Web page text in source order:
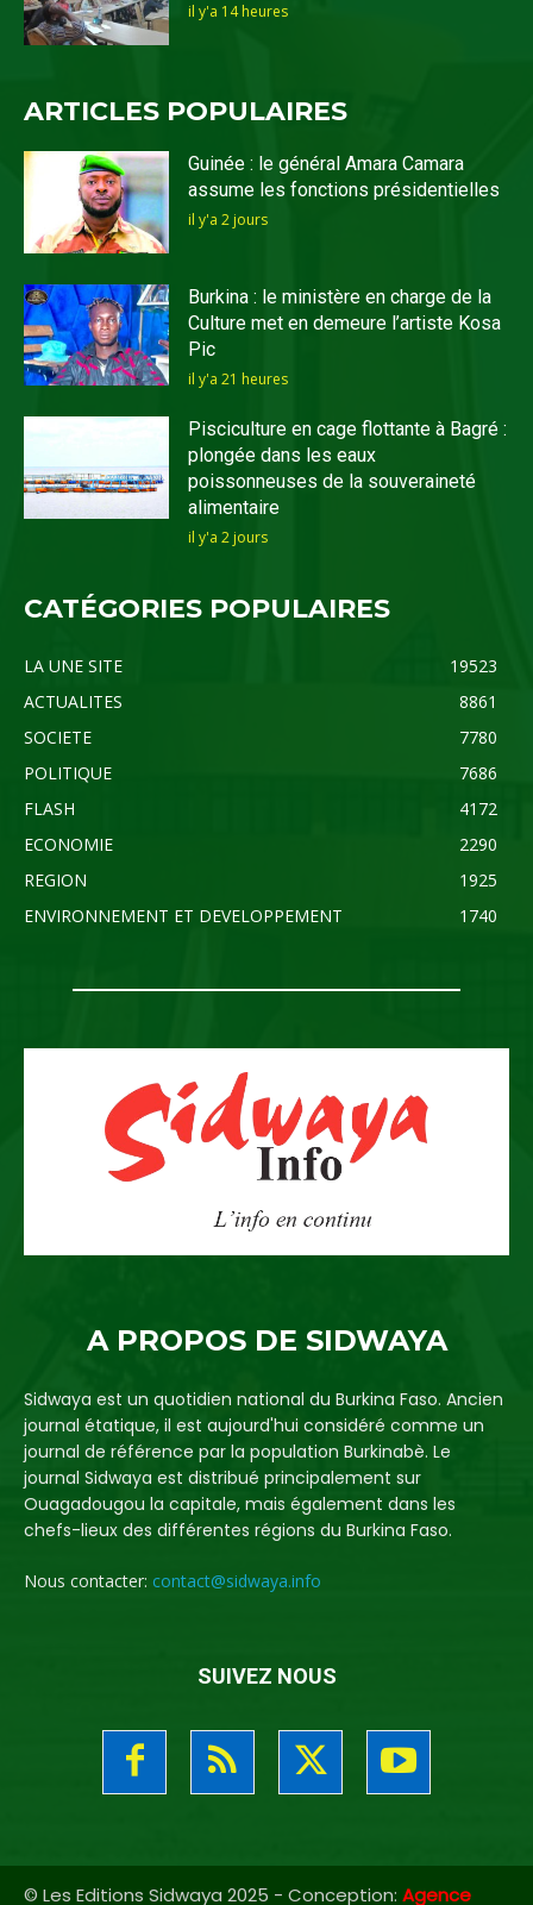
il y'a 14 heures
ARTICLES POPULAIRES
Guinée : le général Amara Camara
assume les fonctions présidentielles
il y'a 2 jours
Burkina : le ministère en charge de la
Culture met en demeure l’artiste Kosa
Pic
il y'a 21 heures
Pisciculture en cage flottante à Bagré :
plongée dans les eaux
poissonneuses de la souveraineté
alimentaire
il y'a 2 jours
CATÉGORIES POPULAIRES
LA UNE SITE
19523
ACTUALITES
8861
SOCIETE
7780
POLITIQUE
7686
FLASH
4172
ECONOMIE
2290
REGION
1925
ENVIRONNEMENT ET DEVELOPPEMENT
1740
A PROPOS DE SIDWAYA
Sidwaya est un quotidien national du Burkina Faso. Ancien
journal étatique, il est aujourd'hui considéré comme un
journal de référence par la population Burkinabè. Le
journal Sidwaya est distribué principalement sur
Ouagadougou la capitale, mais également dans les
chefs-lieux des différentes régions du Burkina Faso.
Nous contacter: contact@sidwaya.info
SUIVEZ NOUS
© Les Editions Sidwaya 2025 - Conception: Agence